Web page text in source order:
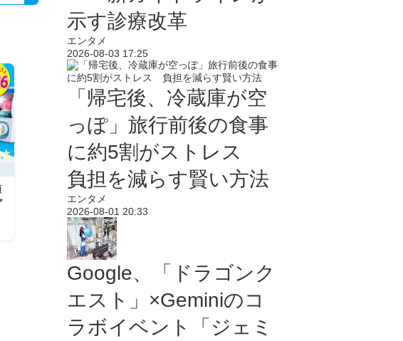
示す診療改革
エンタメ
2026-08-03 17:25
「帰宅後、冷蔵庫が空
っぽ」旅行前後の食事
に約5割がストレス
負担を減らす賢い方法
エンタメ
2026-08-01 20:33
Google、「ドラゴンク
エスト」×Geminiのコ
ラボイベント「ジェミ